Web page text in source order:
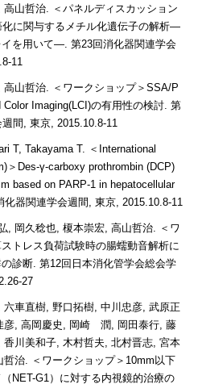
山哲治. ＜パネルディスカッション
化に関与するメチル化遺伝子の解析―
イを用いて―. 第23回消化器関連学会
11
山哲治. ＜ワークショップ＞SSA/P
Imaging(LCI)の有用性の検討. 第
間, 東京, 2015.10.8-11
T, Takayama T. ＜International
＞Des-γ-carboxy prothrombin (DCP)
based on PARP-1 in hepatocellular
化器関連学会週間, 東京, 2015.10.8-11
, 岡久稔也, 榎本崇宏, 高山哲治. ＜ワ
トレス負荷試験時の腸蠕動音解析に
診断. 第12回日本消化管学会総会学
27
車直樹, 野口拓樹, 中川忠彦, 武原正
彦, 高岡慶史, 岡崎 潤, 岡田泰行, 藤
川美和子, 木村哲夫, 北村晋志, 宮本
治. ＜ワークショップ＞10mm以下
NET-G1）に対する内視鏡的治療の